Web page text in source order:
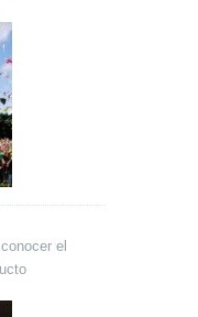
el